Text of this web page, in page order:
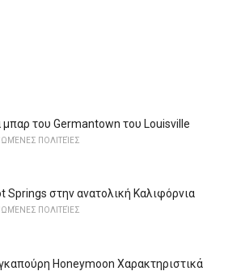
μπαρ του Germantown του Louisville
ΠΟΛΙΤΕΊΕΣ
Springs στην ανατολική Καλιφόρνια
ΠΟΛΙΤΕΊΕΣ
Honeymoon Χαρακτηριστικά